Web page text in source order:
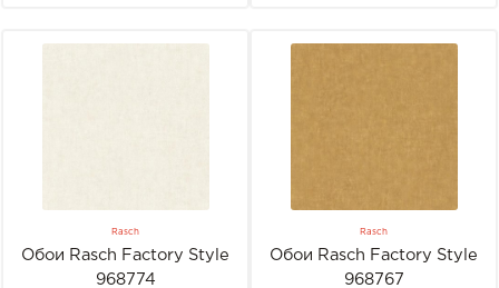
Rasch
Обои Rasch Factory Style
968774
Rasch
Обои Rasch Factory Style
968767